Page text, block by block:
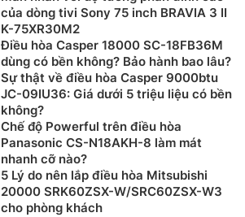
của dòng tivi Sony 75 inch BRAVIA 3 II
K-75XR30M2
Điều hòa Casper 18000 SC-18FB36M
dùng có bền không? Bảo hành bao lâu?
Sự thật về điều hòa Casper 9000btu
JC-09IU36: Giá dưới 5 triệu liệu có bền
không?
Chế độ Powerful trên điều hòa
Panasonic CS-N18AKH-8 làm mát
nhanh cỡ nào?
5 Lý do nên lắp điều hòa Mitsubishi
20000 SRK60ZSX-W/SRC60ZSX-W3
cho phòng khách